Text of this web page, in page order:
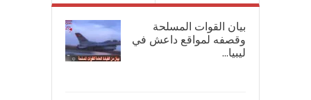
بيان القوات المسلحة
وقصفه لمواقع داعش في
ليبيا...